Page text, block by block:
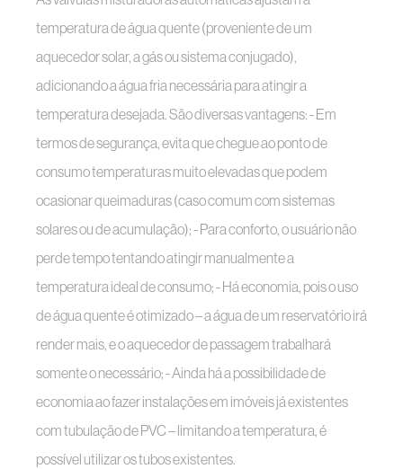
temperatura de água quente (proveniente de um
aquecedor solar, a gás ou sistema conjugado),
adicionando a água fria necessária para atingir a
temperatura desejada. São diversas vantagens: - Em
termos de segurança, evita que chegue ao ponto de
consumo temperaturas muito elevadas que podem
ocasionar queimaduras (caso comum com sistemas
solares ou de acumulação); - Para conforto, o usuário não
perde tempo tentando atingir manualmente a
temperatura ideal de consumo; - Há economia, pois o uso
de água quente é otimizado – a água de um reservatório irá
render mais, e o aquecedor de passagem trabalhará
somente o necessário; - Ainda há a possibilidade de
economia ao fazer instalações em imóveis já existentes
com tubulação de PVC – limitando a temperatura, é
possível utilizar os tubos existentes.